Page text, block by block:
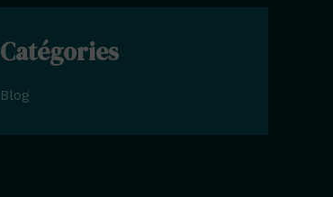
Catégories
Blog